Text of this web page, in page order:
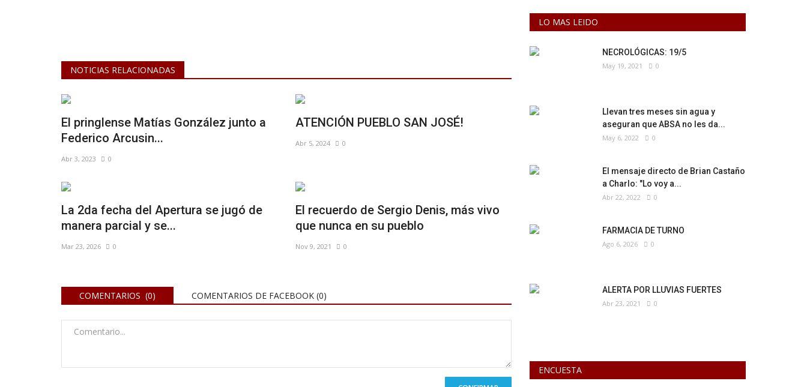
NOTICIAS RELACIONADAS
El pringlense Matías González junto a
Federico Arcusin...
Abr 3, 2023 0
ATENCIÓN PUEBLO SAN JOSÉ!
Abr 5, 2024 0
La 2da fecha del Apertura se jugó de
manera parcial y se...
Mar 23, 2026 0
El recuerdo de Sergio Denis, más vivo
que nunca en su pueblo
Nov 9, 2021 0
COMENTARIOS (0) COMENTARIOS DE FACEBOOK (0)
LO MAS LEIDO
NECROLÓGICAS: 19/5
May 19, 2021 0
Llevan tres meses sin agua y
aseguran que ABSA no les da...
May 6, 2022 0
El mensaje directo de Brian Castaño
a Charlo: "Lo voy a...
Abr 22, 2022 0
FARMACIA DE TURNO
Ago 6, 2026 0
ALERTA POR LLUVIAS FUERTES
Abr 23, 2021 0
ENCUESTA